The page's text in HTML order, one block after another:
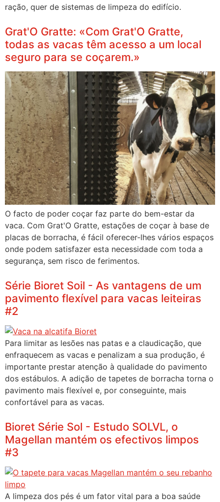
ração, quer de sistemas de limpeza do edifício.
Grat'O Gratte: «Com Grat'O Gratte,
todas as vacas têm acesso a um local
seguro para se coçarem.»
O facto de poder coçar faz parte do bem-estar da
vaca. Com Grat'O Gratte, estações de coçar à base de
placas de borracha, é fácil oferecer-lhes vários espaços
onde podem satisfazer esta necessidade com toda a
segurança, sem risco de ferimentos.
Série Bioret Soil - As vantagens de um
pavimento flexível para vacas leiteiras
#2
Para limitar as lesões nas patas e a claudicação, que
enfraquecem as vacas e penalizam a sua produção, é
importante prestar atenção à qualidade do pavimento
dos estábulos. A adição de tapetes de borracha torna o
pavimento mais flexível e, por conseguinte, mais
confortável para as vacas.
Bioret Série Sol - Estudo SOLVL, o
Magellan mantém os efectivos limpos
#3
A limpeza dos pés é um fator vital para a boa saúde